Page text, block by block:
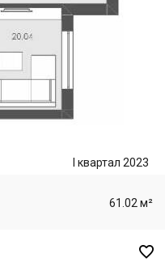
I квартал 2023
61.02 м²
